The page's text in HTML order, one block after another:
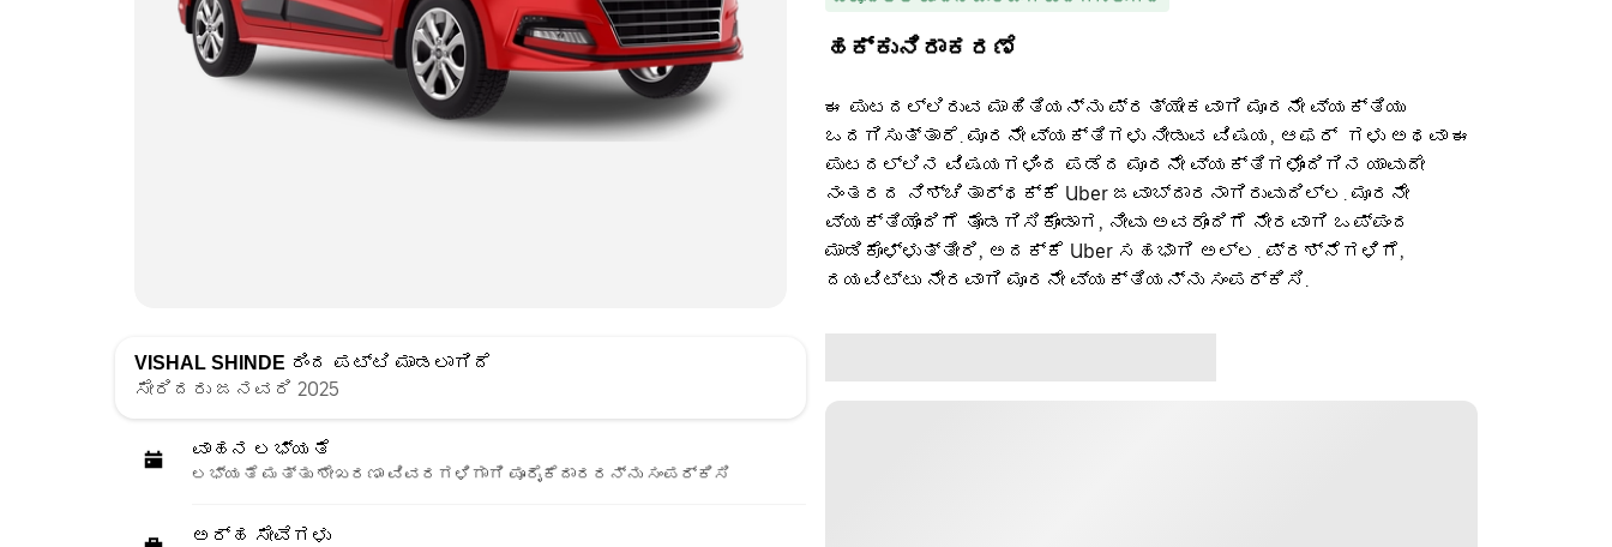
VISHAL SHINDE ರಿಂದ ಪಟ್ಟಿ ಮಾಡಲಾಗಿದೆ
ಸೇರಿದರು ಜನವರಿ 2025
ವಾಹನ ಲಭ್ಯತೆ
ಲಭ್ಯತೆ ಮತ್ತು ಶೇಖರಣಾ ವಿವರಗಳಿಗಾಗಿ ಪೂರೈಕೆದಾರರನ್ನು ಸಂಪರ್ಕಿಸಿ
ಅರ್ಹ ಸೇವೆಗಳು
ಹಕ್ಕುನಿರಾಕರಣೆ
ಈ ಪುಟದಲ್ಲಿರುವ ಮಾಹಿತಿಯನ್ನು ಪ್ರತ್ಯೇಕವಾಗಿ ಮೂರನೇ ವ್ಯಕ್ತಿಯು
ಒದಗಿಸುತ್ತಾರೆ. ಮೂರನೇ ವ್ಯಕ್ತಿಗಳು ನೀಡುವ ವಿಷಯ, ಆಫರ್ ‌ ಗಳು ಅಥವಾ ಈ
ಪುಟದಲ್ಲಿನ ವಿಷಯಗಳಿಂದ ಪಡೆದ ಮೂರನೇ ವ್ಯಕ್ತಿಗಳೊಂದಿಗಿನ ಯಾವುದೇ
ನಂತರದ ನಿಶ್ಚಿತಾರ್ಥಕ್ಕೆ Uber ಜವಾಬ್ದಾರನಾಗಿರುವುದಿಲ್ಲ. ಮೂರನೇ
ವ್ಯಕ್ತಿಯೊಂದಿಗೆ ತೊಡಗಿಸಿಕೊಂಡಾಗ, ನೀವು ಅವರೊಂದಿಗೆ ನೇರವಾಗಿ ಒಪ್ಪಂದ
ಮಾಡಿಕೊಳ್ಳುತ್ತೀರಿ, ಅದಕ್ಕೆ Uber ಸಹಭಾಗಿ ಅಲ್ಲ. ಪ್ರಶ್ನೆಗಳಿಗೆ,
ದಯವಿಟ್ಟು ನೇರವಾಗಿ ಮೂರನೇ ವ್ಯಕ್ತಿಯನ್ನು ಸಂಪರ್ಕಿಸಿ.